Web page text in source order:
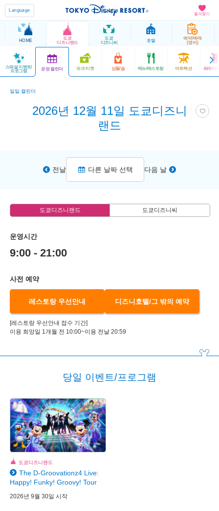
즐겨찾기
Language
HOME
도쿄
디즈니랜드
도쿄
디즈니씨
호텔
예약/예매
(영어)
스페셜 이벤트/
프로그램 운영 캘린더 파크 티켓 상품/숍 메뉴/레스토랑 어트랙션 퍼레이
일일 캘린더
2026년 12월 11일 도쿄디즈니
랜드
전날 다른 날짜 선택 다음 날
도쿄디즈니랜드 도쿄디즈니씨
운영시간
9:00 - 21:00
사전 예약
레스토랑 우선안내 디즈니호텔/그 밖의 예약
[레스토랑 우선안내 접수 기간]
이용 희망일 1개월 전 10:00~이용 전날 20:59
당일 이벤트/프로그램
도쿄디즈니랜드
The D-Groovationz4 Live:
Happy! Funky! Groovy! Tour
2026년 9월 30일 시작